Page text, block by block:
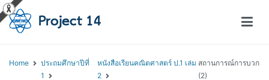
Home
ประถมศึกษาปีที่
1
หนังสือเรียนคณิตศาสตร์ ป.1 เล่ม
2
สถานการณ์การบวก
(2)